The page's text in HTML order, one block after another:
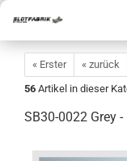
« Erster « zurück
56 Artikel in dieser
SB30-0022 Grey